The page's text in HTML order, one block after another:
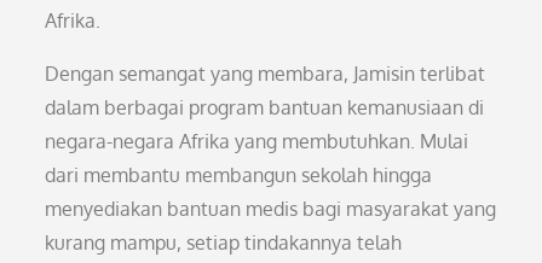
Afrika.
Dengan semangat yang membara, Jamisin terlibat
dalam berbagai program bantuan kemanusiaan di
negara-negara Afrika yang membutuhkan. Mulai
dari membantu membangun sekolah hingga
menyediakan bantuan medis bagi masyarakat yang
kurang mampu, setiap tindakannya telah